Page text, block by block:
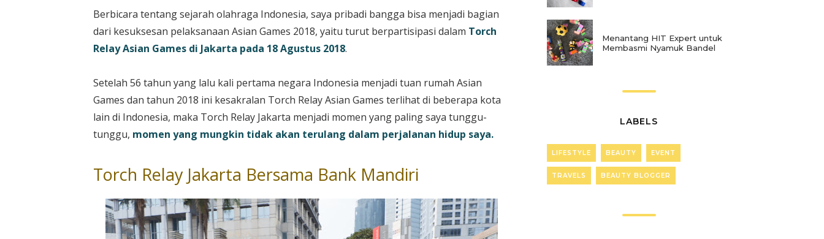
Berbicara tentang sejarah olahraga Indonesia, saya pribadi bangga bisa menjadi bagian
dari kesuksesan pelaksanaan Asian Games 2018, yaitu turut berpartisipasi dalam Torch
Relay Asian Games di Jakarta pada 18 Agustus 2018.
Setelah 56 tahun yang lalu kali pertama negara Indonesia menjadi tuan rumah Asian
Games dan tahun 2018 ini kesakralan Torch Relay Asian Games terlihat di beberapa kota
lain di Indonesia, maka Torch Relay Jakarta menjadi momen yang paling saya tunggu-
tunggu, momen yang mungkin tidak akan terulang dalam perjalanan hidup saya.
Torch Relay Jakarta Bersama Bank Mandiri
Menantang HIT Expert untuk
Membasmi Nyamuk Bandel
LABELS
LIFESTYLE BEAUTY EVENT
TRAVELS BEAUTY BLOGGER